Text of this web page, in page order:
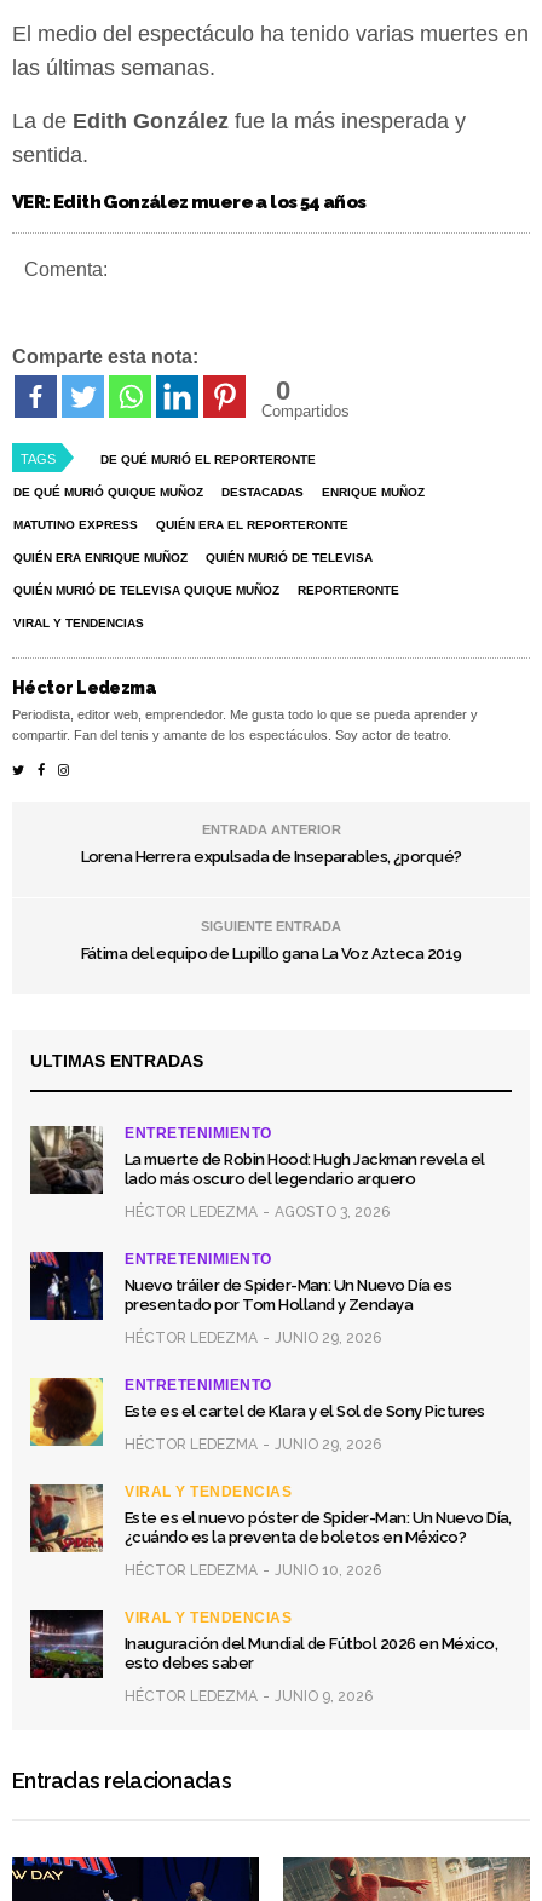
El medio del espectáculo ha tenido varias muertes en
las últimas semanas.
La de Edith González fue la más inesperada y
sentida.
VER: Edith González muere a los 54 años
Comenta:
Comparte esta nota:
0
Compartidos
TAGS DE QUÉ MURIÓ EL REPORTERONTE
DE QUÉ MURIÓ QUIQUE MUÑOZ DESTACADAS ENRIQUE MUÑOZ
MATUTINO EXPRESS QUIÉN ERA EL REPORTERONTE
QUIÉN ERA ENRIQUE MUÑOZ QUIÉN MURIÓ DE TELEVISA
QUIÉN MURIÓ DE TELEVISA QUIQUE MUÑOZ REPORTERONTE
VIRAL Y TENDENCIAS
Héctor Ledezma
Periodista, editor web, emprendedor. Me gusta todo lo que se pueda aprender y
compartir. Fan del tenis y amante de los espectáculos. Soy actor de teatro.
ENTRADA ANTERIOR
Lorena Herrera expulsada de Inseparables, ¿porqué?
SIGUIENTE ENTRADA
Fátima del equipo de Lupillo gana La Voz Azteca 2019
ULTIMAS ENTRADAS
ENTRETENIMIENTO
La muerte de Robin Hood: Hugh Jackman revela el
lado más oscuro del legendario arquero
HÉCTOR LEDEZMA AGOSTO 3, 2026
ENTRETENIMIENTO
Nuevo tráiler de Spider-Man: Un Nuevo Día es
presentado por Tom Holland y Zendaya
HÉCTOR LEDEZMA JUNIO 29, 2026
ENTRETENIMIENTO
Este es el cartel de Klara y el Sol de Sony Pictures
HÉCTOR LEDEZMA JUNIO 29, 2026
VIRAL Y TENDENCIAS
Este es el nuevo póster de Spider-Man: Un Nuevo Día,
¿cuándo es la preventa de boletos en México?
HÉCTOR LEDEZMA JUNIO 10, 2026
VIRAL Y TENDENCIAS
Inauguración del Mundial de Fútbol 2026 en México,
esto debes saber
HÉCTOR LEDEZMA JUNIO 9, 2026
Entradas relacionadas